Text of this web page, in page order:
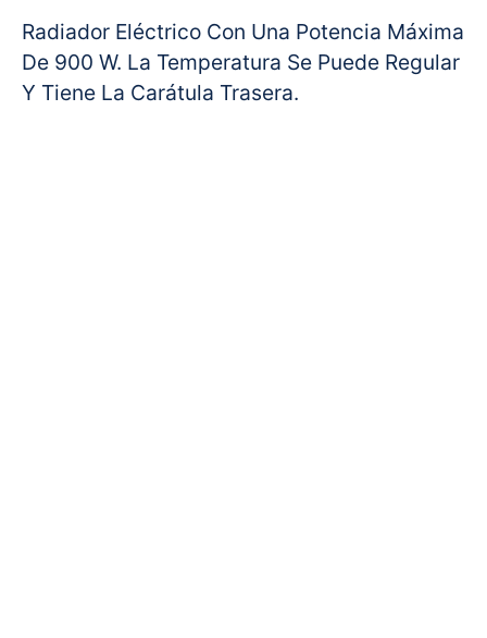
Radiador Eléctrico Con Una Potencia Máxima
De 900 W. La Temperatura Se Puede Regular
Y Tiene La Carátula Trasera.